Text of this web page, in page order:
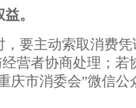
。
要主动索取消费
营者协商处理；若
庆市消委会”微信公